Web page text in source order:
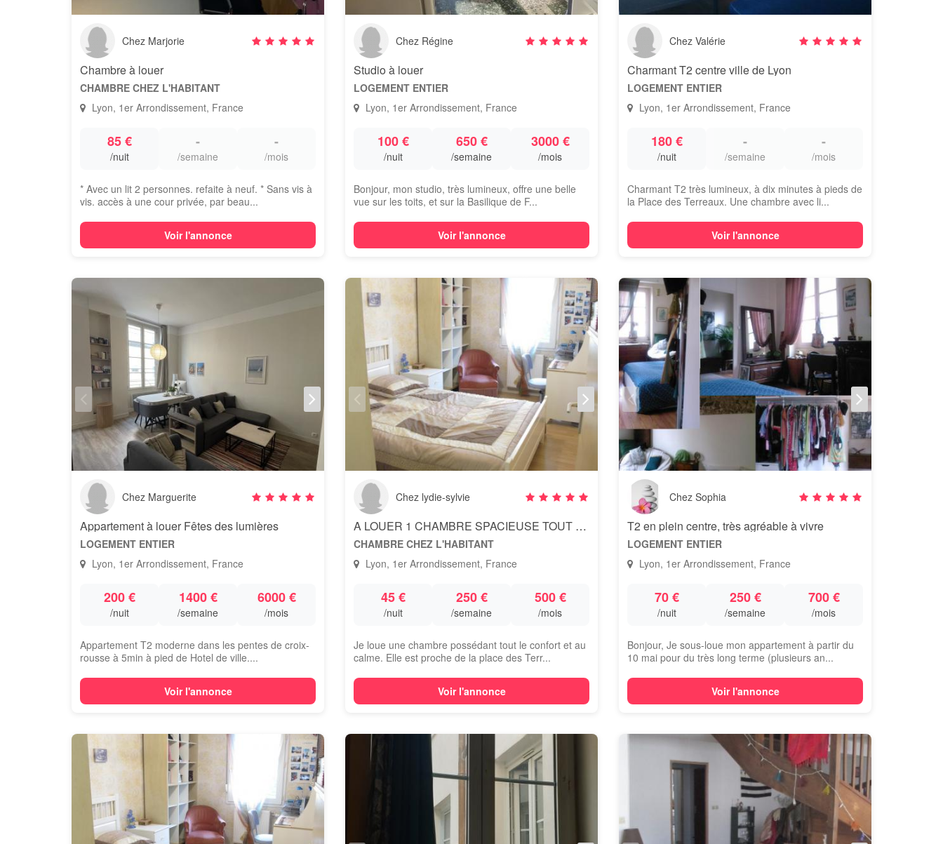
Chez Marjorie
Chambre à louer
CHAMBRE CHEZ L'HABITANT
Lyon, 1er Arrondissement, France
85 €
/nuit
-
/semaine
-
/mois
* Avec un lit 2 personnes. refaite à neuf. * Sans vis à
vis. accès à une cour privée, par beau...
Voir l'annonce
Chez Régine
Studio à louer
LOGEMENT ENTIER
Lyon, 1er Arrondissement, France
100 €
/nuit
650 €
/semaine
3000 €
/mois
Bonjour, mon studio, très lumineux, offre une belle
vue sur les toits, et sur la Basilique de F...
Voir l'annonce
Chez Valérie
Charmant T2 centre ville de Lyon
LOGEMENT ENTIER
Lyon, 1er Arrondissement, France
180 €
/nuit
-
/semaine
-
/mois
Charmant T2 très lumineux, à dix minutes à pieds de
la Place des Terreaux. Une chambre avec li...
Voir l'annonce
Chez Marguerite
Appartement à louer Fêtes des lumières
LOGEMENT ENTIER
Lyon, 1er Arrondissement, France
200 €
/nuit
1400 €
/semaine
6000 €
/mois
Appartement T2 moderne dans les pentes de croix-
rousse à 5min à pied de Hotel de ville....
Voir l'annonce
Chez lydie-sylvie
A LOUER 1 CHAMBRE SPACIEUSE TOUT CONFORT
CHAMBRE CHEZ L'HABITANT
Lyon, 1er Arrondissement, France
45 €
/nuit
250 €
/semaine
500 €
/mois
Je loue une chambre possédant tout le confort et au
calme. Elle est proche de la place des Terr...
Voir l'annonce
Chez Sophia
T2 en plein centre, très agréable à vivre
LOGEMENT ENTIER
Lyon, 1er Arrondissement, France
70 €
/nuit
250 €
/semaine
700 €
/mois
Bonjour, Je sous-loue mon appartement à partir du
10 mai pour du très long terme (plusieurs an...
Voir l'annonce